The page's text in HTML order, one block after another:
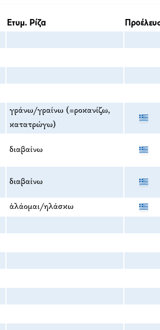
Ετυμ. Ρίζα
γράνω/γραίνω (=ροκανίζω,
κατατρώγω)
διαβαίνω
διαβαίνω
ἀλάομαι/ηλάσκω